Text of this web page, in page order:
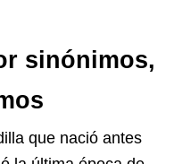
sinónimos,
que nació antes